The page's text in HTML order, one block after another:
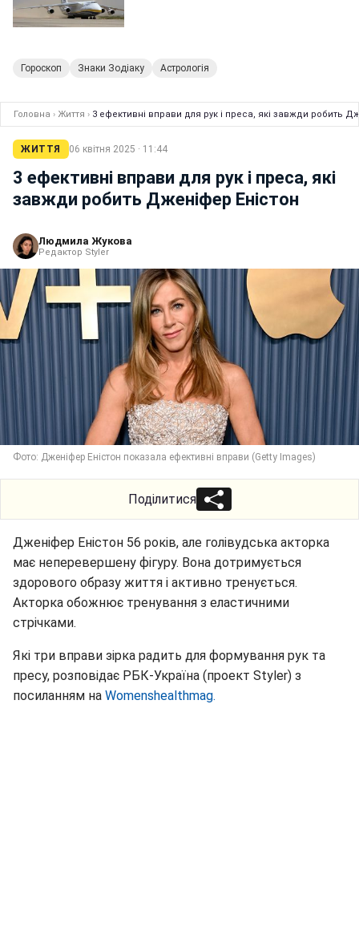
Гороскоп Знаки Зодіаку Астрологія
Головна › Життя › 3 ефективні вправи для рук і преса, які завжди робить
ЖИТТЯ 06 квітня 2025 · 11:44
3 ефективні вправи для рук і преса, які
завжди робить Дженіфер Еністон
Людмила Жукова
Редактор Styler
Фото: Дженіфер Еністон показала ефективні вправи (Getty Images)
Поділитися
Дженіфер Еністон 56 років, але голівудська акторка
має неперевершену фігуру. Вона дотримується
здорового образу життя і активно тренується.
Акторка обожнює тренування з еластичними
стрічками.
Які три вправи зірка радить для формування рук та
пресу, розповідає РБК-Україна (проект Styler) з
посиланням на Womenshealthmag.